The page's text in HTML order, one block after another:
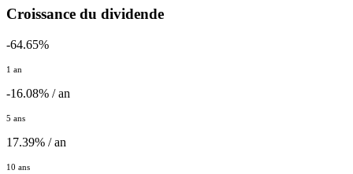
Croissance du dividende
-64.65%
1 an
-16.08% / an
5 ans
17.39% / an
10 ans